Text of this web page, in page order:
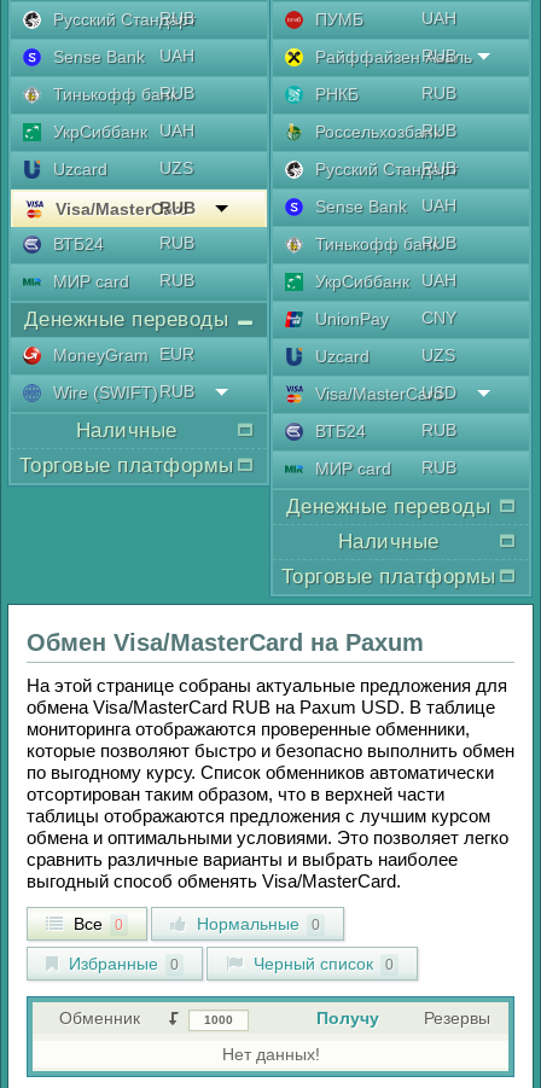
Русский Стандарт
RUB
Sense Bank
UAH
Тинькофф банкRUB
УкрСиббанк
UAH
Uzcard
UZS
Visa/MasterCard
RUB
ВТБ24
RUB
МИР card
RUB
Денежные переводы
MoneyGram
EUR
Wire (SWIFT)RUB
Наличные
Торговые платформы
ПУМБ
UAH
Райффайзен Аваль
RUB
РНКБ
RUB
РоссельхозбанкRUB
Русский Стандарт
RUB
Sense Bank
UAH
Тинькофф банкRUB
УкрСиббанк
UAH
UnionPay
CNY
Uzcard
UZS
Visa/MasterCard
USD
ВТБ24
RUB
МИР card
RUB
Денежные переводы
Наличные
Торговые платформы
Обмен Visa/MasterCard на Paxum
На этой странице собраны актуальные предложения для
обмена Visa/MasterCard RUB на Paxum USD. В таблице
мониторинга отображаются проверенные обменники,
которые позволяют быстро и безопасно выполнить обмен
по выгодному курсу. Список обменников автоматически
отсортирован таким образом, что в верхней части
таблицы отображаются предложения с лучшим курсом
обмена и оптимальными условиями. Это позволяет легко
сравнить различные варианты и выбрать наиболее
выгодный способ обменять Visa/MasterCard.
Все 0 Нормальные 0
Избранные 0 Черный список 0
Обменник Получу
Резервы
Нет данных!